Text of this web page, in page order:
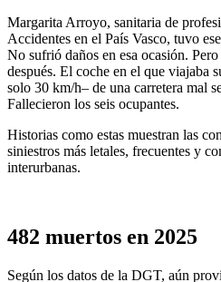
Margarita Arroyo, sanitaria de
Accidentes en el País Vasco, tuvo
No sufrió daños en esa ocasión.
después. El coche en el que viajaba
solo 30 km/h– de una carretera mal
Fallecieron los seis ocupantes.
Historias como estas muestran las
siniestros más letales, frecuentes y
interurbanas.
482 muertos en 2025
Según los datos de la DGT, aún